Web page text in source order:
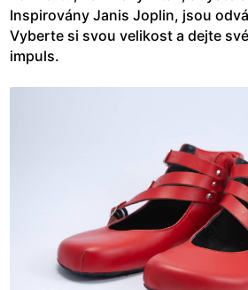
Inspirovány Janis Joplin, jsou
Vyberte si svou velikost a dejte
impuls.